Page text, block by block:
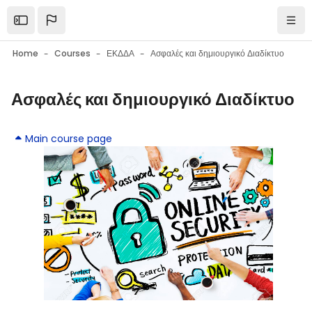
Open the sidebar
Home Courses ΕΚΔΔΑ Ασφαλές και δημιουργικό Διαδίκτυο
Blocks
Ασφαλές και δημιουργικό Διαδίκτυο
Blocks
Main course page